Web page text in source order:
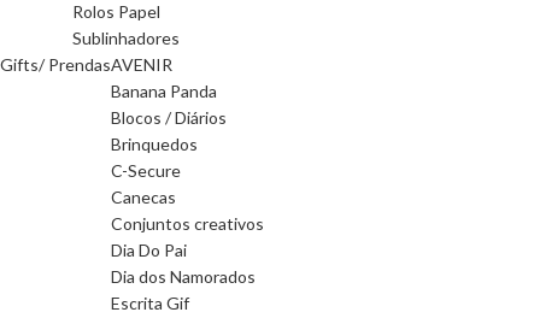
Rolos Papel
Sublinhadores
Gifts/ PrendasAVENIR
Banana Panda
Blocos / Diários
Brinquedos
C-Secure
Canecas
Conjuntos creativos
Dia Do Pai
Dia dos Namorados
Escrita Gif